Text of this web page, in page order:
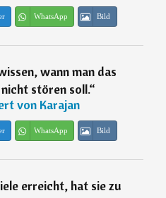
WhatsApp Bild
wann man das
stören soll.“
von Karajan
WhatsApp Bild
erreicht, hat sie zu